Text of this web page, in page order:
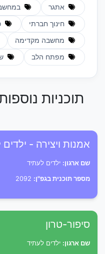
אתגר
חינוך חברתי
מחשבה מקדימה
מפתח הלב
תוכניות
אמנות ויצירה -
שם ארגון: ילדים לעתיד
מספר תוכנית בגפ"ן:
סיפור-טרון
שם ארגון: ילדים לעתיד